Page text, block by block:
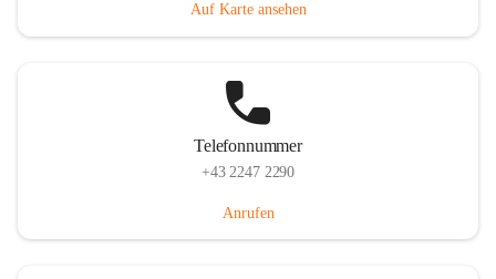
Auf Karte ansehen
Telefonnummer
+43 2247 2290
Anrufen